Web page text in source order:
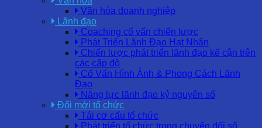
Văn hóa doanh nghiệp
Lãnh đạo
Coaching cố vấn chiến lược
Phát Triển Lãnh Đạo Hạt Nhân
Chiến lược phát triển lãnh đạo kế cận trên
các cấp độ
Cố Vấn Hình Ảnh & Phong Cách Lãnh
Đạo
Năng lực lãnh đạo kỷ nguyên số
Đổi mới tổ chức
Tái cơ cấu tổ chức
Phát triển tổ chức trong chuyển đổi số